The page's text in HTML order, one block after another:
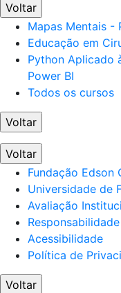
Voltar
Mapas Mentais -
Educação em
Python Aplicado
Power BI
Todos os cursos
Voltar
Voltar
Fundação Edson
Universidade de
Avaliação
Acessibilidade
Política de
Voltar